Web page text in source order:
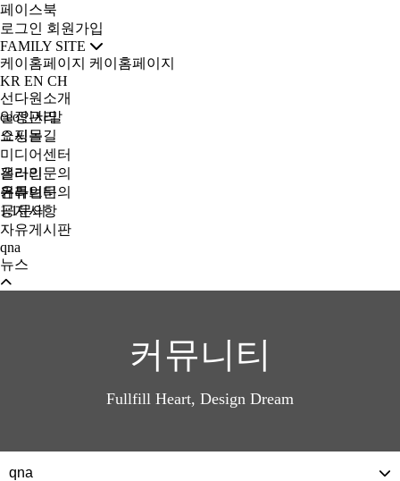
페이스북
로그인 회원가입
FAMILY SITE
케이홈페이지
케이홈페이지
KR EN CH
선다원소개
ceo인사말
오시는길
일정관리
쇼핑몰
미디어센터
갤러리
유튜브
온라인문의
온라인문의
1:1문의
커뮤니티
공지사항
자유게시판
qna
뉴스
커뮤니티
Fullfill Heart, Design Dream
qna